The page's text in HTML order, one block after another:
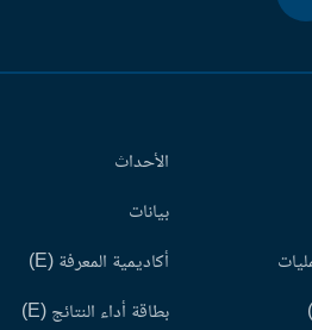
الأحداث
بيانات
أكاديمية المعرفة (E)
بطاقة أداء النتائج (E)